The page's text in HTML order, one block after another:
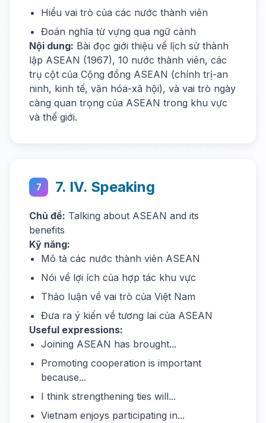
Hiểu vai trò của các nước thành viên
Đoán nghĩa từ vựng qua ngữ cảnh
Nội dung: Bài đọc giới thiệu về lịch sử thành
lập ASEAN (1967), 10 nước thành viên, các
trụ cột của Cộng đồng ASEAN (chính trị-an
ninh, kinh tế, văn hóa-xã hội), và vai trò ngày
càng quan trọng của ASEAN trong khu vực
và thế giới.
7 7. IV. Speaking
Chủ đề: Talking about ASEAN and its
benefits
Kỹ năng:
Mô tả các nước thành viên ASEAN
Nói về lợi ích của hợp tác khu vực
Thảo luận về vai trò của Việt Nam
Đưa ra ý kiến về tương lai của ASEAN
Useful expressions:
Joining ASEAN has brought...
Promoting cooperation is important
because...
I think strengthening ties will...
Vietnam enjoys participating in...